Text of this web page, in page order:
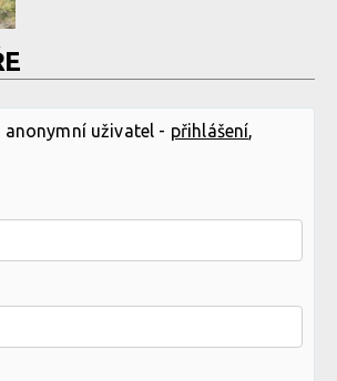
uživatel - přihlášení,